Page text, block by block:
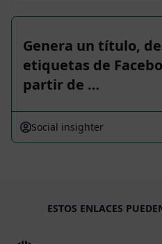
Genera un título,
etiquetas de
partir de …
Social insighter
ESTOS ENLACES